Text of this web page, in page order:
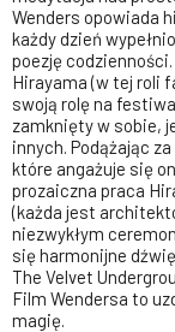
Wenders opowiada
każdy dzień
poezję
Hirayama (w tej roli
swoją rolę na
zamknięty w sobie,
innych. Podążając
które angażuje się
prozaiczna praca
(każda jest
niezwykłym
się harmonijne
The Velvet
Film Wendersa to
magię.